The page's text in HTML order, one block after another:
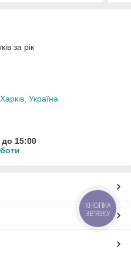
за рік
Україна
до 15:00
КНОПКА
ЗВ'ЯЗКУ